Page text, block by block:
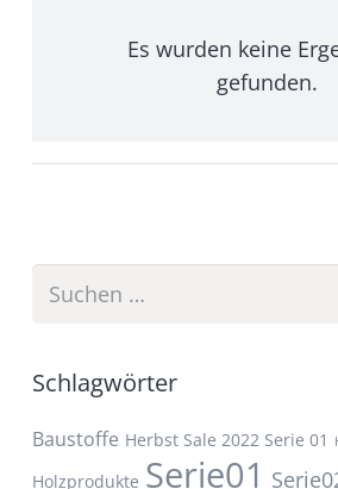
Es wurden keine
gefunden.
Suchen
Schlagwörter
Baustoffe Herbst Sale 2022 Serie 01
Holzprodukte Serie01